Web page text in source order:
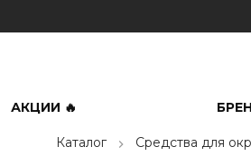
АКЦИИ 🔥
Каталог Средства для